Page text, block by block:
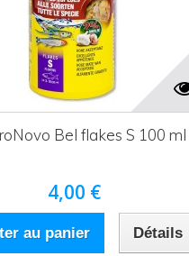
Bel flakes S 100 ml
4,00 €
au panier Détails